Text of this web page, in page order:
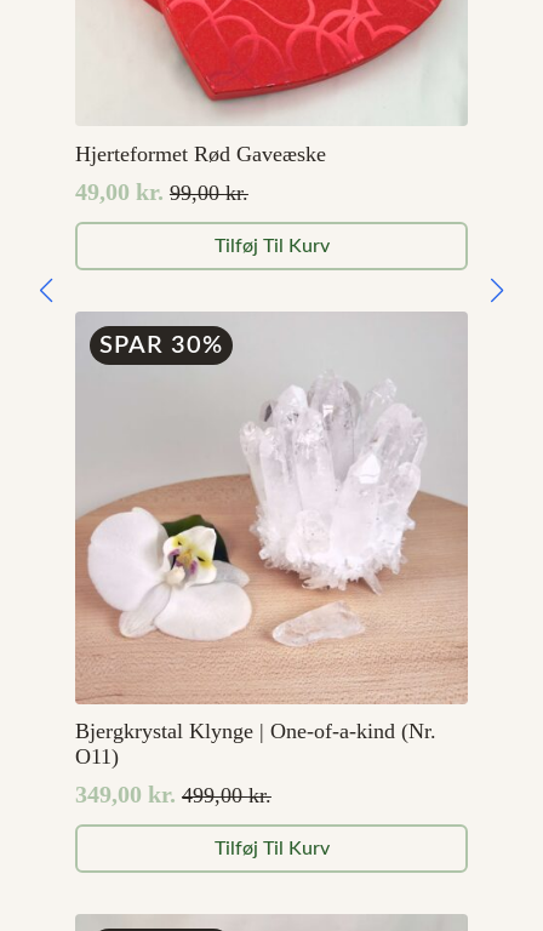
Hjerteformet Rød Gaveæske
99,00kr.
Den
oprindelige
pris
99,00 kr..
49,00 kr.
Den
aktuelle
pris
49,00 kr..
Tilføj Til Kurv
SPAR 30%
Bjergkrystal Klynge | One-of-a-kind (Nr.
O11)
499,00kr.
Den
oprindelige
pris
499,00 kr..
349,00 kr.
Den
aktuelle
pris
349,00 kr..
Tilføj Til Kurv